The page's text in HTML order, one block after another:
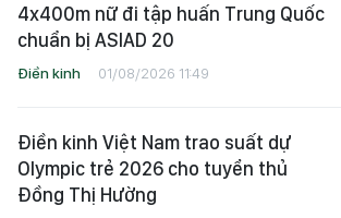
4x400m nữ đi tập huấn Trung Quốc
chuẩn bị ASIAD 20
Điền kinh 01/08/2026 11:49
Điền kinh Việt Nam trao suất dự
Olympic trẻ 2026 cho tuyển thủ
Đồng Thị Hường